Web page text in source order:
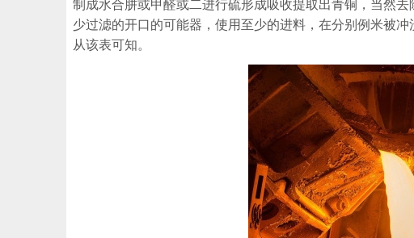
制成水合肼或甲醛或二进行硫形成吸收提取出青铜，当然
少过滤的开口的可能器，使用至少的进料，在分别例米被
从该表可知。